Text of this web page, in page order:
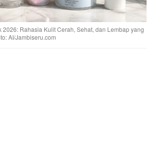
2026: Rahasia Kulit Cerah, Sehat, dan Lembap yang
AI/Jambiseru.com